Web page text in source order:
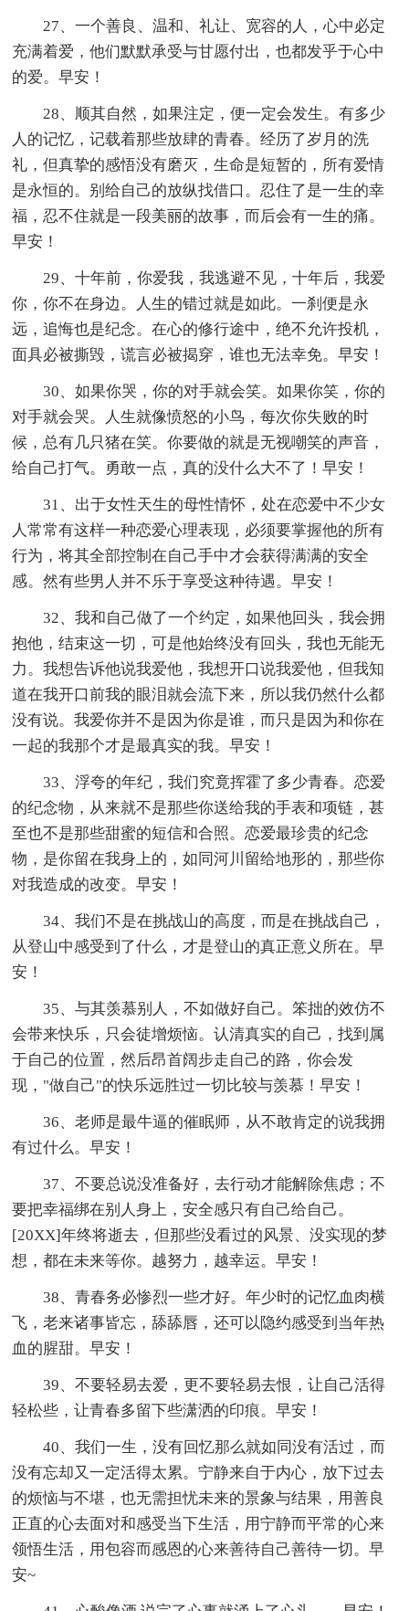
27、一个善良、温和、礼让、宽容的人，心中必定
充满着爱，他们默默承受与甘愿付出，也都发乎于心中
的爱。早安！
28、顺其自然，如果注定，便一定会发生。有多少
人的记忆，记载着那些放肆的青春。经历了岁月的洗
礼，但真挚的感悟没有磨灭，生命是短暂的，所有爱情
是永恒的。别给自己的放纵找借口。忍住了是一生的幸
福，忍不住就是一段美丽的故事，而后会有一生的痛。
早安！
29、十年前，你爱我，我逃避不见，十年后，我爱
你，你不在身边。人生的错过就是如此。一刹便是永
远，追悔也是纪念。在心的修行途中，绝不允许投机，
面具必被撕毁，谎言必被揭穿，谁也无法幸免。早安！
30、如果你哭，你的对手就会笑。如果你笑，你的
对手就会哭。人生就像愤怒的小鸟，每次你失败的时
候，总有几只猪在笑。你要做的就是无视嘲笑的声音，
给自己打气。勇敢一点，真的没什么大不了！早安！
31、出于女性天生的母性情怀，处在恋爱中不少女
人常常有这样一种恋爱心理表现，必须要掌握他的所有
行为，将其全部控制在自己手中才会获得满满的安全
感。然有些男人并不乐于享受这种待遇。早安！
32、我和自己做了一个约定，如果他回头，我会拥
抱他，结束这一切，可是他始终没有回头，我也无能无
力。我想告诉他说我爱他，我想开口说我爱他，但我知
道在我开口前我的眼泪就会流下来，所以我仍然什么都
没有说。我爱你并不是因为你是谁，而只是因为和你在
一起的我那个才是最真实的我。早安！
33、浮夸的年纪，我们究竟挥霍了多少青春。恋爱
的纪念物，从来就不是那些你送给我的手表和项链，甚
至也不是那些甜蜜的短信和合照。恋爱最珍贵的纪念
物，是你留在我身上的，如同河川留给地形的，那些你
对我造成的改变。早安！
34、我们不是在挑战山的高度，而是在挑战自己，
从登山中感受到了什么，才是登山的真正意义所在。早
安！
35、与其羡慕别人，不如做好自己。笨拙的效仿不
会带来快乐，只会徒增烦恼。认清真实的自己，找到属
于自己的位置，然后昂首阔步走自己的路，你会发
现，"做自己"的快乐远胜过一切比较与羡慕！早安！
36、老师是最牛逼的催眠师，从不敢肯定的说我拥
有过什么。早安！
37、不要总说没准备好，去行动才能解除焦虑；不
要把幸福绑在别人身上，安全感只有自己给自己。
[20XX]年终将逝去，但那些没看过的风景、没实现的梦
想，都在未来等你。越努力，越幸运。早安！
38、青春务必惨烈一些才好。年少时的记忆血肉横
飞，老来诸事皆忘，舔舔唇，还可以隐约感受到当年热
血的腥甜。早安！
39、不要轻易去爱，更不要轻易去恨，让自己活得
轻松些，让青春多留下些潇洒的印痕。早安！
40、我们一生，没有回忆那么就如同没有活过，而
没有忘却又一定活得太累。宁静来自于内心，放下过去
的烦恼与不堪，也无需担忧未来的景象与结果，用善良
正直的心去面对和感受当下生活，用宁静而平常的心来
领悟生活，用包容而感恩的心来善待自己善待一切。早
安~